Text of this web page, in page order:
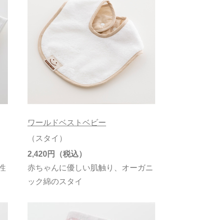
ワールドベストベビー
（スタイ）
赤ちゃんに優しい肌触り、オーガニ
ック綿のスタイ
2,420円